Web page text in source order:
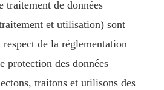
traitement de données
et utilisation) sont
de la réglementation
protection des données
traitons et utilisons des